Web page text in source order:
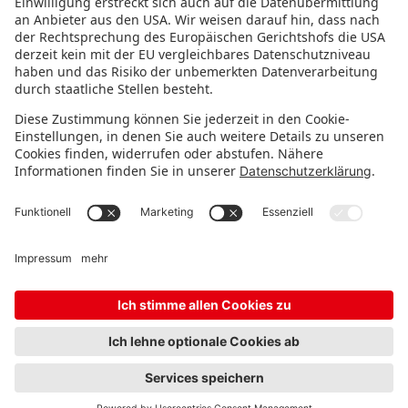
IMMER INFORMIERT BLEIBEN
Messeveranstalter FAQ
Karriere Kontakt